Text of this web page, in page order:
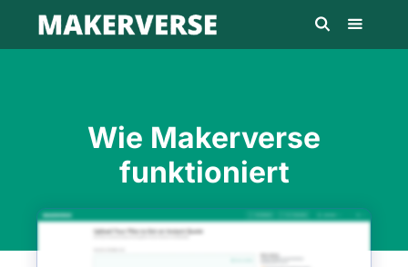
Wie Makerverse
funktioniert